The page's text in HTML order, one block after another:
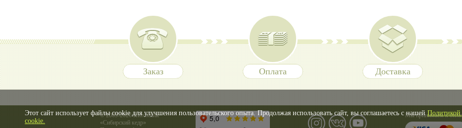
Заказ Оплата Доставка
© 2009-2026 Питомник
«Сибирский кедр»
Мы принимаем к
Этот сайт использует файлы cookie для улучшения пользовательского опыта. Продолжая использовать сайт, вы соглашаетесь с нашей
cookie.